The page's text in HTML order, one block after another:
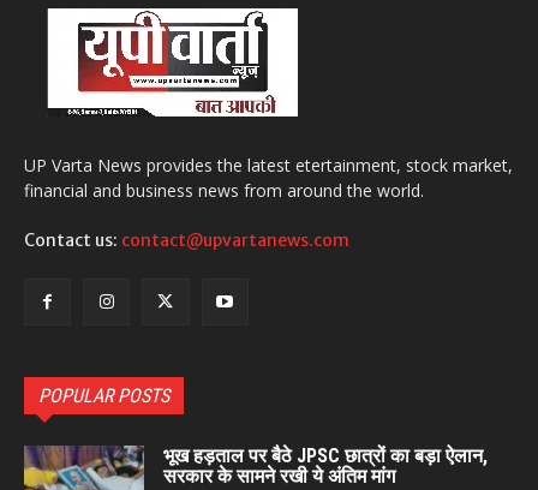
UP Varta News provides the latest etertainment, stock market,
financial and business news from around the world.
Contact us: contact@upvartanews.com
POPULAR POSTS
भूख हड़ताल पर बैठे JPSC छात्रों का बड़ा ऐलान,
सरकार के सामने रखी ये अंतिम मांग